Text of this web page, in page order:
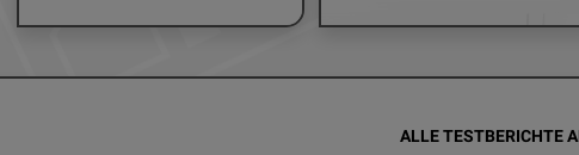
ALLE TESTBERICHTE